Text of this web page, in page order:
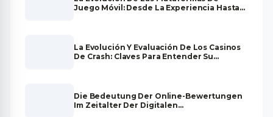
Juego Móvil: Desde La Experiencia Hasta
La Evolución Y Evaluación De Los Casinos
De Crash: Claves Para Entender Su
Die Bedeutung Der Online-Bewertungen
Im Zeitalter Der Digitalen